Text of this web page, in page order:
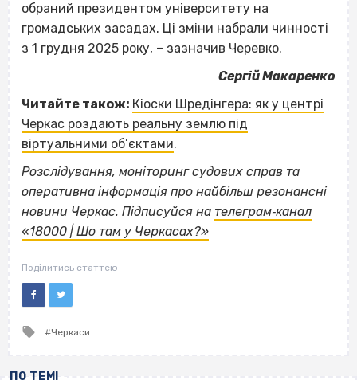
обраний президентом університету на
громадських засадах. Ці зміни набрали чинності
з 1 грудня 2025 року, – зазначив Черевко.
Сергій Макаренко
Читайте також: Кіоски Шредінгера: як у центрі
Черкас роздають реальну землю під
віртуальними об’єктами.
Розслідування, моніторинг судових справ та
оперативна інформація про найбільш резонансні
новини Черкас. Підписуйся на телеграм‐канал
«18000 | Шо там у Черкасах?»
Поділитись статтею
Tagged
Черкаси
ПО ТЕМІ